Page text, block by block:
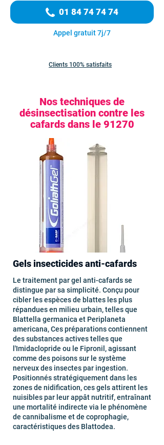
01 84 74 74 74
Appel gratuit 7j/7
Clients 100% satisfaits
Nos techniques de
désinsectisation contre les
cafards dans le 91270
Gels insecticides anti-cafards
Le traitement par gel anti-cafards se
distingue par sa simplicité. Conçu pour
cibler les espèces de blattes les plus
répandues en milieu urbain, telles que
Blattella germanica et Periplaneta
americana, Ces préparations contiennent
des substances actives telles que
l'Imidaclopride ou le Fipronil, agissant
comme des poisons sur le système
nerveux des insectes par ingestion.
Positionnés stratégiquement dans les
zones de nidification, ces gels attirent les
nuisibles par leur appât nutritif, entraînant
une mortalité indirecte via le phénomène
de cannibalisme et de coprophagie,
caractéristiques des Blattodea.